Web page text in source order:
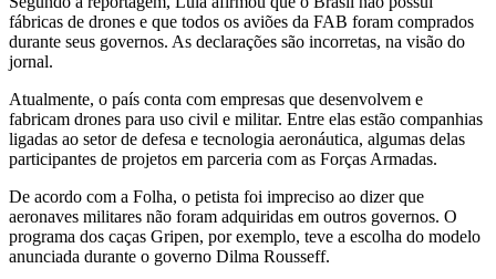
fábricas de drones e que todos os aviões da FAB foram comprados
durante seus governos. As declarações são incorretas, na visão do
jornal.
Atualmente, o país conta com empresas que desenvolvem e
fabricam drones para uso civil e militar. Entre elas estão companhias
ligadas ao setor de defesa e tecnologia aeronáutica, algumas delas
participantes de projetos em parceria com as Forças Armadas.
De acordo com a Folha, o petista foi impreciso ao dizer que
aeronaves militares não foram adquiridas em outros governos. O
programa dos caças Gripen, por exemplo, teve a escolha do modelo
anunciada durante o governo Dilma Rousseff.